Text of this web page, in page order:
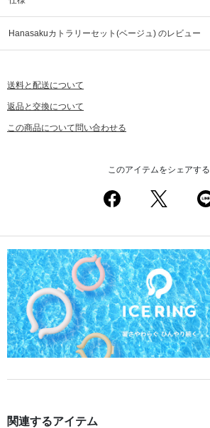
Hanasakuカトラリーセット(ベージュ) のレビュー
送料と配送について
返品と交換について
この商品について問い合わせる
このアイテムをシェアする
関連するアイテム